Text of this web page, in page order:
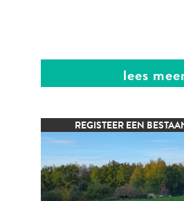
lees
REGISTEER EEN